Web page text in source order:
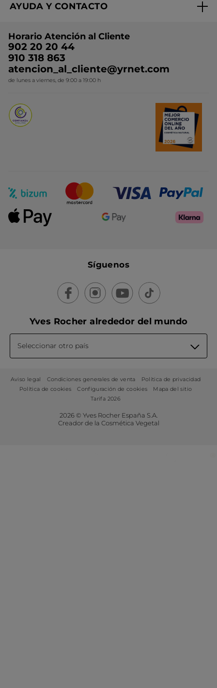
Nuestros compromisos
Conviértete en Franquiciada
Rebajas
Ideas de Regalo
Colección Monoi
Novedades del mes
AYUDA Y CONTACTO
Contacto
Horario Atención al Cliente
902 20 20 44
910 318 863
atencion_al_cliente@yrnet.com
de lunes a viernes, de 9:00 a 19:00 h
Síguenos
Yves Rocher alrededor del mundo
Seleccionar otro país
Aviso legal Condiciones generales de venta
Política de privacidad
Política de cookies
Configuración de cookies
Mapa del sitio
Tarifa 2026
2026 © Yves Rocher España S.A.
Creador de la Cosmética Vegetal